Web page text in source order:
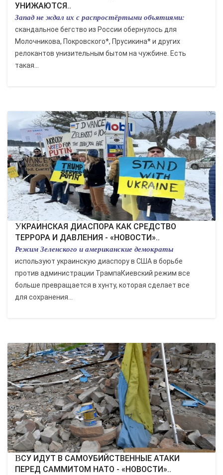
УНИЖАЮТСЯ..
Запад не ждал их с распростёртыми объятиями:
скандальное бегство из России обернулось для
Молочникова, Покровского*, Прусикина* и других
релокантов унизительным бытом на чужбине. Есть
такая...
УКРАИНСКАЯ ДИАСПОРА КАК СРЕДСТВО
ТЕРРОРА И ДАВЛЕНИЯ - «НОВОСТИ»..
Режим Зеленского и американские демократы
используют украинскую диаспору в США в борьбе
против администрации ТрампаКиевский режим все
больше превращается в хунту, которая сделает все
для сохранения...
ВСУ ИДУТ В САМОУБИЙСТВЕННЫЕ АТАКИ
ПЕРЕД САММИТОМ НАТО - «НОВОСТИ»..